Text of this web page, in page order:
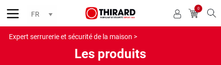
0
Expert serrurerie et sécurité de la maison >
Les produits